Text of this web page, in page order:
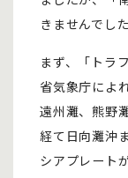
きませんでした
まず、「トラ
省気象庁によ
遠州灘、熊野
経て日向灘沖
シアプレート